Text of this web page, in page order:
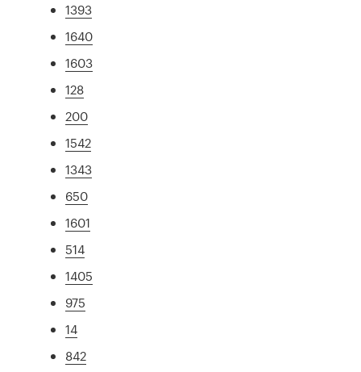
1393
1640
1603
128
200
1542
1343
650
1601
514
1405
975
14
842